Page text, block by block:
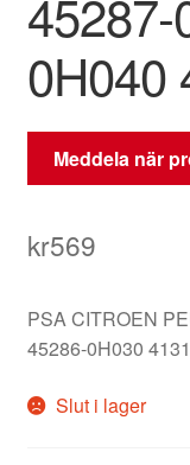
0H040
Meddela när
kr569
PSA CITROEN
45286-0H030
Slut i lager